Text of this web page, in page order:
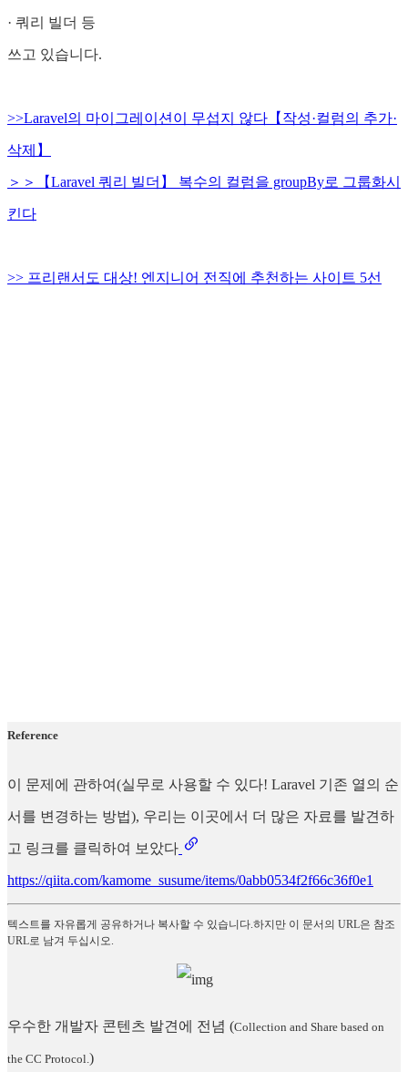
· 쿼리 빌더 등
쓰고 있습니다.
>>Laravel의 마이그레이션이 무섭지 않다【작성·컬럼의 추가·
삭제】
＞＞【Laravel 쿼리 빌더】 복수의 컬럼을 groupBy로 그룹화시
킨다
>> 프리랜서도 대상! 엔지니어 전직에 추천하는 사이트 5선
Reference
이 문제에 관하여(실무로 사용할 수 있다! Laravel 기존 열의 순
서를 변경하는 방법), 우리는 이곳에서 더 많은 자료를 발견하
고 링크를 클릭하여 보았다
https://qiita.com/kamome_susume/items/0abb0534f2f66c36f0e1
텍스트를 자유롭게 공유하거나 복사할 수 있습니다.하지만 이 문서의 URL은 참조
URL로 남겨 두십시오.
우수한 개발자 콘텐츠 발견에 전념 (Collection and Share based on
the CC Protocol.)